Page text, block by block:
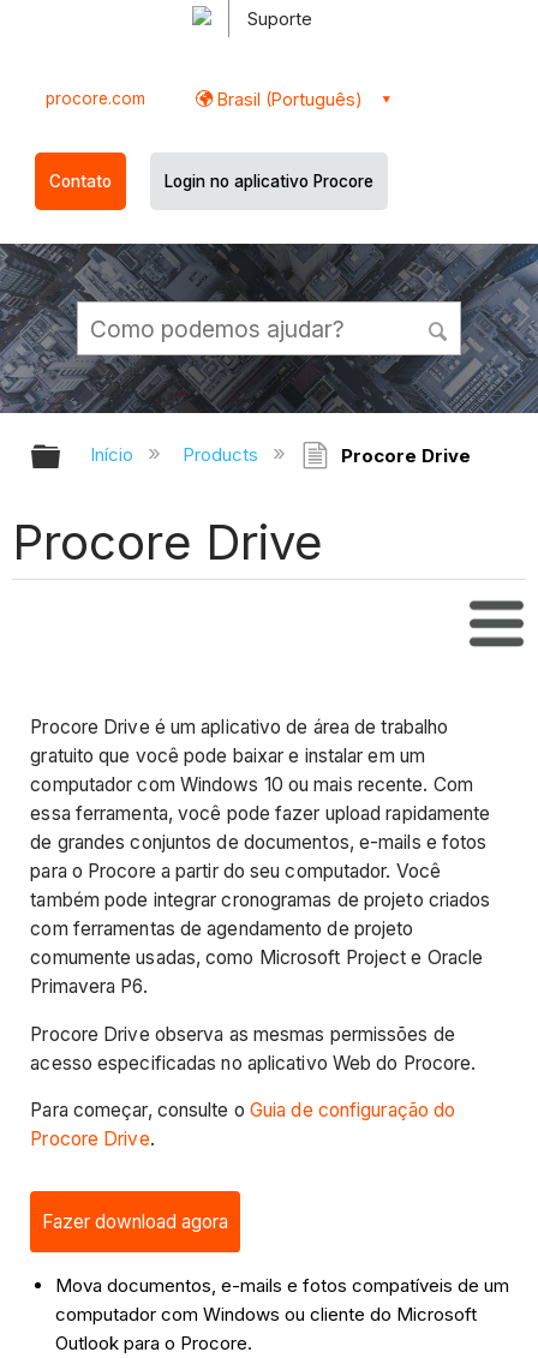
Suporte
procore.com Brasil (Português)
Contato Login no aplicativo Procore
Expandir/recolher hierarquia
Início Products Procore Drive
Procore Drive
Procore Drive é um aplicativo de área de trabalho
gratuito que você pode baixar e instalar em um
computador com Windows 10 ou mais recente. Com
essa ferramenta, você pode fazer upload rapidamente
de grandes conjuntos de documentos, e-mails e fotos
para o Procore a partir do seu computador. Você
também pode integrar cronogramas de projeto criados
com ferramentas de agendamento de projeto
comumente usadas, como Microsoft Project e Oracle
Primavera P6.
Procore Drive observa as mesmas permissões de
acesso especificadas no aplicativo Web do Procore.
Para começar, consulte o Guia de configuração do
Procore Drive.
Fazer download agora
Mova documentos, e-mails e fotos compatíveis de um
computador com Windows ou cliente do Microsoft
Outlook para o Procore.